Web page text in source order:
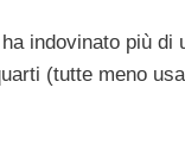
indovinato più
(tutte meno